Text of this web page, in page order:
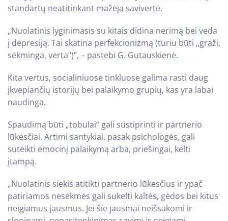
standartų neatitinkant mažėja savivertė.
„Nuolatinis lyginimasis su kitais didina nerimą bei veda
į depresiją. Tai skatina perfekcionizmą (turiu būti „graži,
sėkminga, verta“)“, – pastebi G. Gutauskienė.
Kita vertus, socialiniuose tinkluose galima rasti daug
įkvepiančių istorijų bei palaikymo grupių, kas yra labai
naudinga.
Spaudimą būti „tobulai“ gali sustiprinti ir partnerio
lūkesčiai. Artimi santykiai, pasak psichologės, gali
suteikti emocinį palaikymą arba, priešingai, kelti
įtampą.
„Nuolatinis siekis atitikti partnerio lūkesčius ir ypač
patiriamos nesėkmės gali sukelti kaltės, gėdos bei kitus
neigiamus jausmus. Jei šie jausmai neišsakomi ir